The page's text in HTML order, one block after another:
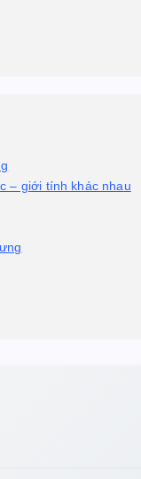
– giới tính khác nhau